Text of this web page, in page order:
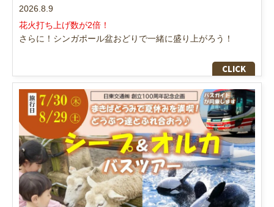
2026.8.9
花火打ち上げ数が2倍！
さらに！シンガポール盆おどりで一緒に盛り上がろう！